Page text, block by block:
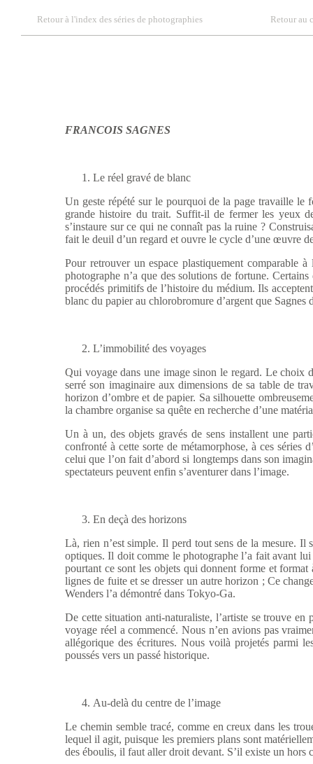
Retour à l'index des séries de photographies Retour au
FRANCOIS SAGNES
Le réel gravé de blanc
Un geste répété sur le pourquoi de la page travaille le
grande histoire du trait. Suffit-il de fermer les yeux
s’instaure sur ce qui ne connaît pas la ruine ?
fait le deuil d’un regard et ouvre le cycle d’une œuvre
Pour retrouver un espace plastiquement comparable à
photographe n’a que des solutions de fortune.
procédés primitifs de l’histoire du médium. Ils
blanc du papier au chlorobromure d’argent que Sagnes
L’immobilité des voyages
Qui voyage dans une image sinon le regard. Le choix
serré son imaginaire aux dimensions de sa table de
horizon d’ombre et de papier. Sa silhouette
la chambre organise sa quête en recherche d’une
Un à un, des objets gravés de sens installent une
confronté à cette sorte de métamorphose, à ces séries
celui que l’on fait d’abord si longtemps dans son
spectateurs peuvent enfin s’aventurer dans l’image.
En deçà des horizons
Là, rien n’est simple. Il perd tout sens de la mesure. Il
optiques. Il doit comme le photographe l’a fait avant
pourtant ce sont les objets qui donnent forme et
lignes de fuite et se dresser un autre horizon ; Ce
Wenders l’a démontré dans Tokyo-Ga.
De cette situation anti-naturaliste, l’artiste se trouve en
voyage réel a commencé. Nous n’en avions pas
allégorique des écritures. Nous voilà projetés parmi
poussés vers un passé historique.
Au-delà du centre de l’image
Le chemin semble tracé, comme en creux dans les
lequel il agit, puisque les premiers plans sont
des éboulis, il faut aller droit devant. S’il existe un hors